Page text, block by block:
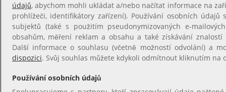
údajů, abychom mohli ukládat a/nebo načítat informace na
prohlížeči, identifikátory zařízení). Používání osobních
subjektů (také s použitím pseudonymizovaných e-
obsahům, měření reklam a obsahu a také získávání
Další informace o souhlasu (včetně možností odvolání) a
dispozici. Svůj souhlas můžete kdykoli odmítnout kliknutím na
Používání osobních údajů